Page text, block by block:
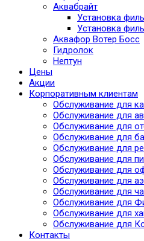
Аквабрайт
Установка
Установка
Аквафор Вотер Босс
Гидролок
Нептун
Цены
Акции
Корпоративным клиентам
Обслуживание для
Обслуживание для
Обслуживание для
Обслуживание для
Обслуживание для
Обслуживание для
Обслуживание для
Обслуживание для
Обслуживание для
Обслуживание для
Обслуживание для
Обслуживание для
Контакты